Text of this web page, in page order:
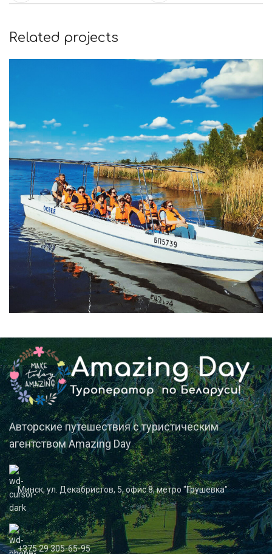
Related projects
Корпоративные туры
Робинзоны
Авторские путешествия с туристическим
агентством Amazing Day
Минск, ул. Декабристов, 5, офис 8, метро "Грушевка"
+375 29 305-65-95